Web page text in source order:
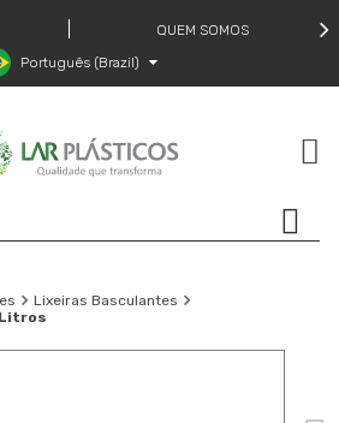
QUEM SOMOS
Português (Brazil)
Lixeiras Basculantes